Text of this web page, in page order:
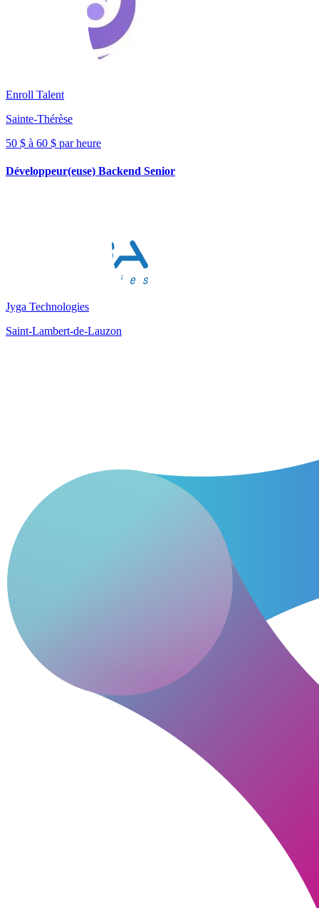
Enroll Talent
Sainte-Thérèse
50 $ à 60 $ par heure
Développeur(euse) Backend Senior
Jyga Technologies
Saint-Lambert-de-Lauzon